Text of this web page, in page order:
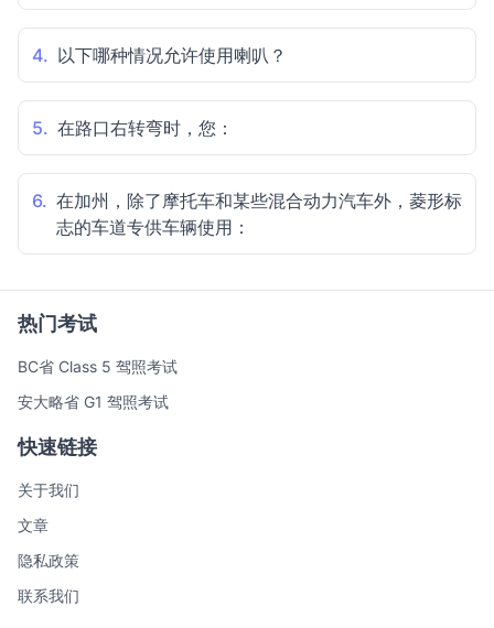
4. 以下哪种情况允许使用喇叭？
5. 在路口右转弯时，您：
6. 在加州，除了摩托车和某些混合动力汽车外，菱形标
志的车道专供车辆使用：
热门考试
BC省 Class 5 驾照考试
安大略省 G1 驾照考试
快速链接
关于我们
文章
隐私政策
联系我们